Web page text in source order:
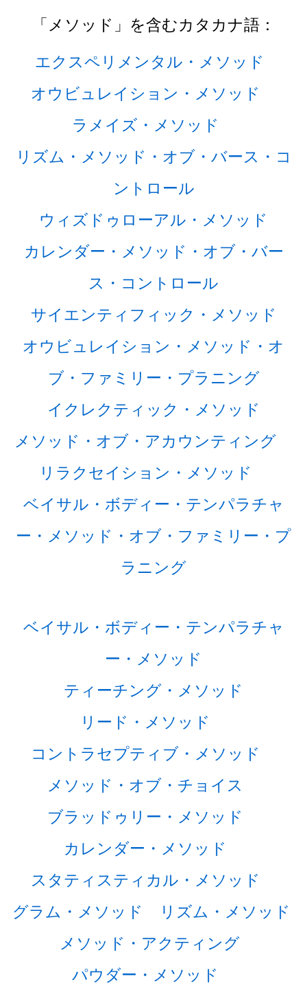
「メソッド」を含むカタカナ語：
エクスペリメンタル・メソッド
オウビュレイション・メソッド
ラメイズ・メソッド
リズム・メソッド・オブ・バース・コ
ントロール
ウィズドゥローアル・メソッド
カレンダー・メソッド・オブ・バー
ス・コントロール
サイエンティフィック・メソッド
オウビュレイション・メソッド・オ
ブ・ファミリー・プラニング
イクレクティック・メソッド
メソッド・オブ・アカウンティング
リラクセイション・メソッド
ベイサル・ボディー・テンパラチャ
ー・メソッド・オブ・ファミリー・プ
ラニング
ベイサル・ボディー・テンパラチャ
ー・メソッド
ティーチング・メソッド
リード・メソッド
コントラセプティブ・メソッド
メソッド・オブ・チョイス
ブラッドゥリー・メソッド
カレンダー・メソッド
スタティスティカル・メソッド
グラム・メソッド
リズム・メソッド
メソッド・アクティング
パウダー・メソッド